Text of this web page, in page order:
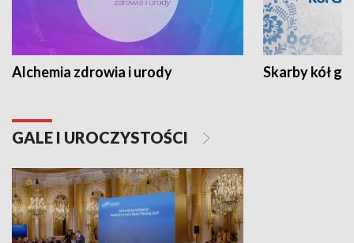
Alchemia zdrowia i urody Skarby kół
GALE I UROCZYSTOŚCI